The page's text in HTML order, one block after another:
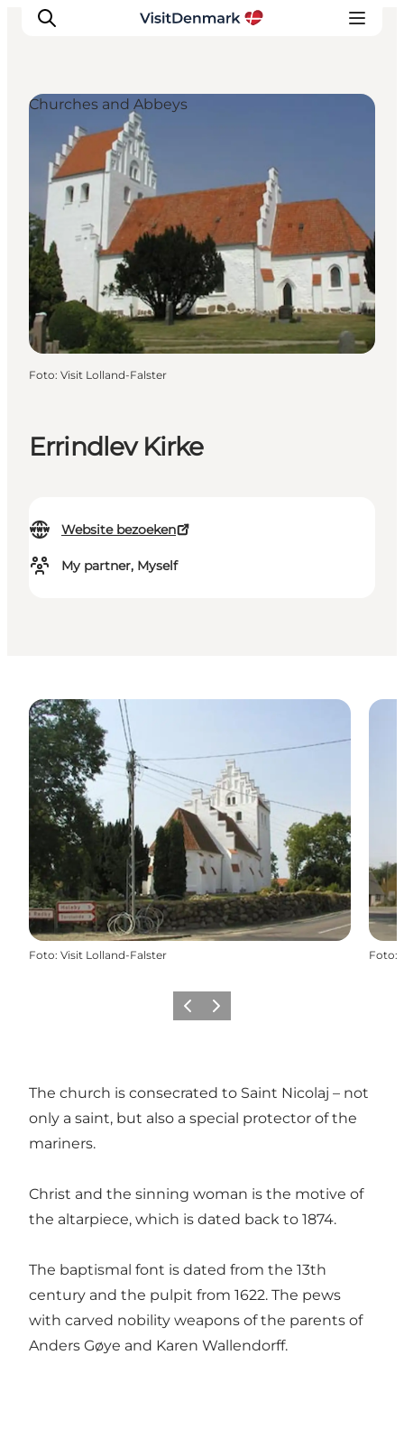
Inspiratie
Bestemmingen
Wat te doen
Accommodaties
Plan je reis
Errindlev Kirke
Website bezoeken
My partner, Myself
Churches and Abbeys
Foto: Visit Lolland-Falster
Foto: Visit Lolland-Falster Foto:
Vorige Volgende
The church is consecrated to Saint Nicolaj – not
only a saint, but also a special protector of the
mariners.
Christ and the sinning woman is the motive of
the altarpiece, which is dated back to 1874.
The baptismal font is dated from the 13th
century and the pulpit from 1622. The pews
with carved nobility weapons of the parents of
Anders Gøye and Karen Wallendorff.